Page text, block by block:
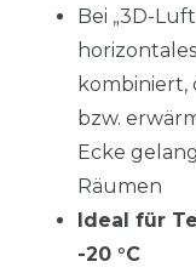
Bei „3D-
bzw.
Ecke
Räumen
Ideal für
-20 °C